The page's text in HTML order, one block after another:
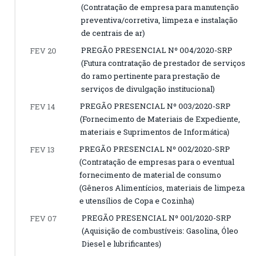
(Contratação de empresa para manutenção
preventiva/corretiva, limpeza e instalação
de centrais de ar)
FEV 20
PREGÃO PRESENCIAL Nº 004/2020-SRP
(Futura contratação de prestador de serviços
do ramo pertinente para prestação de
serviços de divulgação institucional)
FEV 14
PREGÃO PRESENCIAL Nº 003/2020-SRP
(Fornecimento de Materiais de Expediente,
materiais e Suprimentos de Informática)
FEV 13
PREGÃO PRESENCIAL Nº 002/2020-SRP
(Contratação de empresas para o eventual
fornecimento de material de consumo
(Gêneros Alimentícios, materiais de limpeza
e utensílios de Copa e Cozinha)
FEV 07
PREGÃO PRESENCIAL Nº 001/2020-SRP
(Aquisição de combustíveis: Gasolina, Óleo
Diesel e lubrificantes)